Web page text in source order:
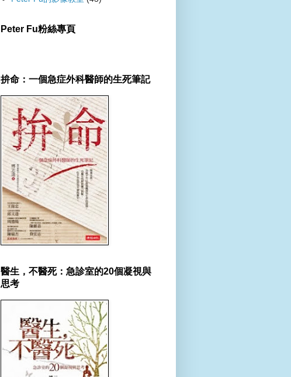
Peter Fu粉絲專頁
拚命：一個急症外科醫師的生死筆記
醫生，不醫死：急診室的20個凝視與
思考